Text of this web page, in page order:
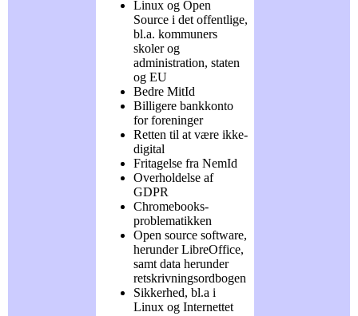
Linux og Open
Source i det offentlige,
bl.a. kommuners
skoler og
administration, staten
og EU
Bedre MitId
Billigere bankkonto
for foreninger
Retten til at være ikke-
digital
Fritagelse fra NemId
Overholdelse af
GDPR
Chromebooks-
problematikken
Open source software,
herunder LibreOffice,
samt data herunder
retskrivningsordbogen
Sikkerhed, bl.a i
Linux og Internettet